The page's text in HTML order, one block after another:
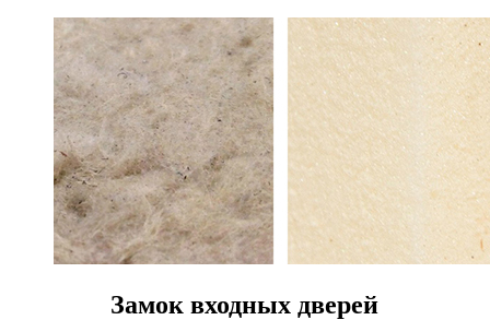
Замок входных дверей